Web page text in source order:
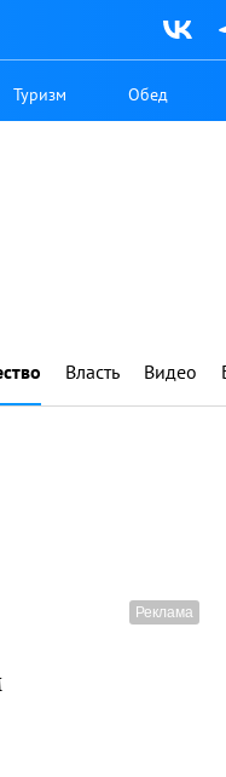
Туризм Обед
Власть Видео